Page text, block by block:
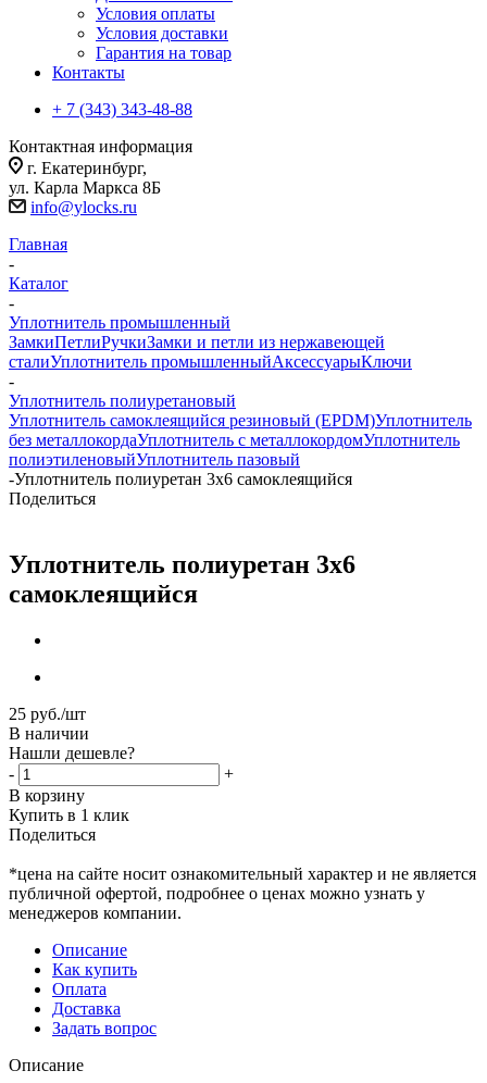
Условия оплаты
Условия доставки
Гарантия на товар
Контакты
+ 7 (343) 343-48-88
Контактная информация
г. Екатеринбург,
ул. Карла Маркса 8Б
info@ylocks.ru
Главная
-
Каталог
-
Уплотнитель промышленный
ЗамкиПетлиРучкиЗамки и петли из нержавеющей
сталиУплотнитель промышленныйАксессуарыКлючи
-
Уплотнитель полиуретановый
Уплотнитель самоклеящийся резиновый (EPDM)Уплотнитель
без металлокордаУплотнитель с металлокордомУплотнитель
полиэтиленовыйУплотнитель пазовый
-Уплотнитель полиуретан 3x6 самоклеящийся
Поделиться
Уплотнитель полиуретан 3x6
самоклеящийся
25 руб./шт
В наличии
Нашли дешевле?
-
+
В корзину
Купить в 1 клик
Поделиться
*цена на сайте носит ознакомительный характер и не является
публичной офертой, подробнее о ценах можно узнать у
менеджеров компании.
Описание
Как купить
Оплата
Доставка
Задать вопрос
Описание